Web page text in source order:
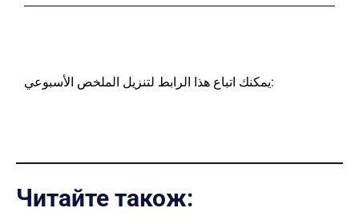
يمكنك اتباع هذا الرابط لتنزيل الملخص الأسبوعي:
Читайте також: